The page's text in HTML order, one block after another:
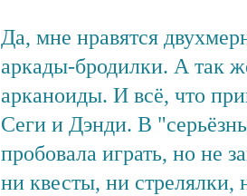
Да, мне нравятся
аркады-бродилки. А так
арканоиды. И всё, что
Сеги и Дэнди. В
пробовала играть, но не
ни квесты, ни стрелялки,